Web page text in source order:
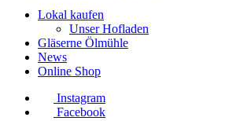
Lokal kaufen
Unser Hofladen
Gläserne Ölmühle
News
Online Shop
Instagram
Facebook